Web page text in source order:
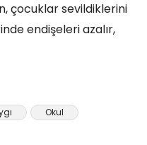
çocuklar sevildiklerini
endişeleri azalır,
Okul